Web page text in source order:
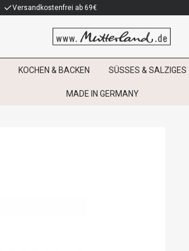
Versandkostenfrei ab 69€
KOCHEN & BACKEN SÜSSES & SALZIGES
MADE IN GERMANY